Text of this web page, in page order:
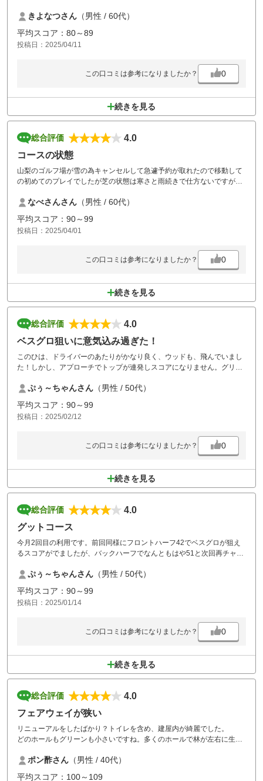
きよなつさん （男性 / 60代）
平均スコア：80～89
投稿日：2025/04/11
この口コミは参考になりましたか？ 0
続きを見る
総合評価
4.0
コースの状態
山梨のゴルフ場が雪の為キャンセルして急遽予約が取れたので移動して
の初めてのプレイでしたが芝の状態は寒さと雨続きで仕方ないですがコ
良かったです。
なべさんさん （男性 / 60代）
平均スコア：90～99
投稿日：2025/04/01
この口コミは参考になりましたか？ 0
続きを見る
総合評価
4.0
ベスグロ狙いに意気込み過ぎた！
このひは、ドライバーのあたりがかなり良く、ウッドも、飛んでいまし
た！しかし、アプローチでトップが連発しスコアになりません。グリー
温和なゴルフでした。アプローチ練習して再戦します！
ぷぅ～ちゃんさん （男性 / 50代）
平均スコア：90～99
投稿日：2025/02/12
この口コミは参考になりましたか？ 0
続きを見る
総合評価
4.0
グットコース
今月2回目の利用です。前回同様にフロントハーフ42でベスグロが狙え
るスコアがでましたが、バックハーフでなんともはや51と次回再チャレ
飛ばし屋の若い衆とのラウンドで楽しいゴルフでした。
打ち込みだけは、注意していたのでしっかり大人のマナーを伝えること
ができたと思います。
グリーンは少し重めでしたが、凍っていることもなく楽しめました。
方に出くわした際に思わぬ挨拶をされました。「大変寒い中、ご来場下
さりありがとうございました」と、いろんなゴルフ場に出向いています
叔父がこちらのゴルフ場のメンバーですので、今度会った時にこの話を
伝えよう思います。
ぷぅ～ちゃんさん （男性 / 50代）
平均スコア：90～99
投稿日：2025/01/14
この口コミは参考になりましたか？ 0
続きを見る
総合評価
4.0
フェアウェイが狭い
リニューアルをしたばかり？トイレを含め、建屋内が綺麗でした。
どのホールもグリーンも小さいですね。多くのホールで林が左右に生え
は皆さんとても好感。
ポン酢さん （男性 / 40代）
平均スコア：100～109